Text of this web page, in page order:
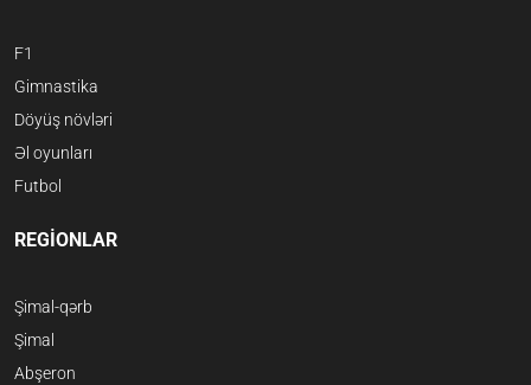
F1
Gimnastika
Döyüş növləri
Əl oyunları
Futbol
REGİONLAR
Şimal-qərb
Şimal
Abşeron